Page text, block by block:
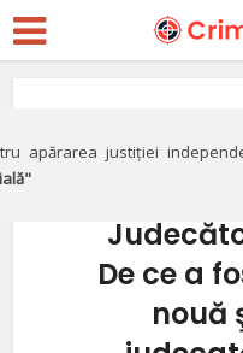
apărarea justiției
VIDEO//
De ce a
nouă